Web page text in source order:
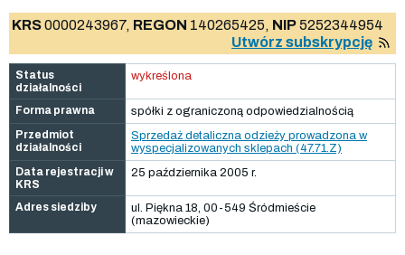
KRS0000243967, REGON 140265425, NIP5252344954
Utwórz subskrypcję
Status
działalności
wykreślona
Forma prawna
spółki z ograniczoną odpowiedzialnością
Przedmiot
działalności
Sprzedaż detaliczna odzieży prowadzona w
wyspecjalizowanych sklepach (47.71.Z)
Data rejestracji w
KRS
25 października 2005 r.
Adres siedziby
ul. Piękna 18, 00-549 Śródmieście
(mazowieckie)